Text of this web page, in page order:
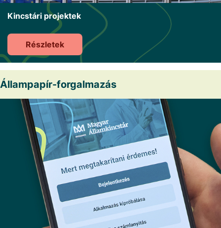
Kincstári projektek
Részletek
Állampapír-forgalmazás